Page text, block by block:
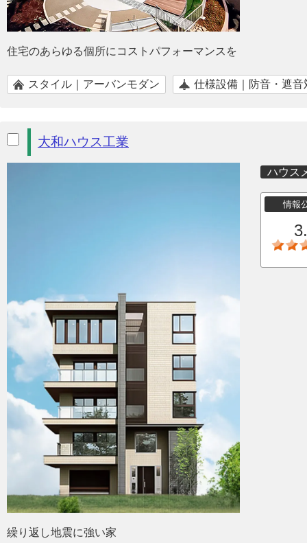
住宅のあらゆる個所にコストパフォーマンスを
スタイル｜アーバンモダン 仕様設備｜防音・遮音
大和ハウス工業
ハウス
情報
繰り返し地震に強い家